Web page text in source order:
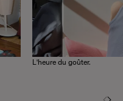
L'heure du goûter.